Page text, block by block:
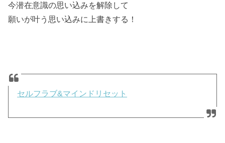
今潜在意識の思い込みを解除して
願いが叶う思い込みに上書きする！
セルフラブ&マインドリセット